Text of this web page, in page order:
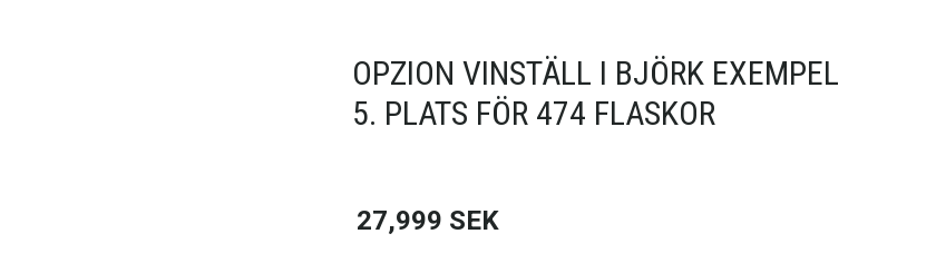
OPZION VINSTÄLL I BJÖRK EXEMPEL
5. PLATS FÖR 474 FLASKOR
27,999 SEK